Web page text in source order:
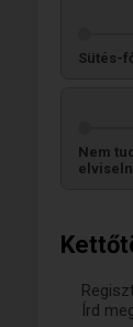
Írd
Sütés-
Nem